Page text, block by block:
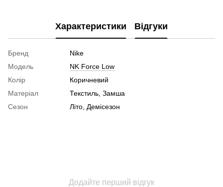
Характеристики Відгуки
Бренд
Nike
Модель
NK Force Low
Колір
Коричневий
Матеріал
Текстиль, Замша
Сезон
Літо, Демісезон
Додайте перший відгук